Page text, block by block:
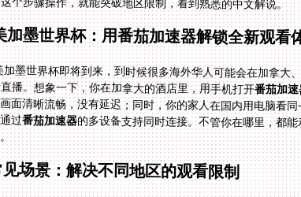
加墨世界杯：用番茄加速器解锁全新观看
墨世界杯即将到来，到时候很多海外华人可能会在加拿大
播。想象一下，你在加拿大的酒店里，用手机打开番茄加速
过番茄加速器的多设备支持同时连接。不管你在哪里，都
场景：解决不同地区的观看限制